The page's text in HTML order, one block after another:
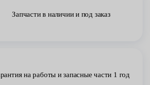
Запчасти в наличии и под заказ
на работы и запасные части 1 год